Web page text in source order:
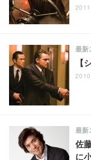
【
最新
佐
に
最新